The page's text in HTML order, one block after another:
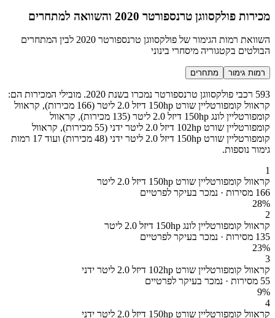
מכירות פולקסווגן טרנספורטר 2020 והשוואה למתחרים
השוואת רמות הגימור של פולקסווגן טרנספורטר 2020 לבין המתחרים
הבולטים בקטגוריה מיסחרי בינוני
רמות גימור מתחרים
593 רכבי פולקסווגן טרנספורטר נמכרו בשנת 2020. מובילי המכירות הם:
קראוול קומפורטליין שורט 150hp דיזל 2.0 ליטר (166 מכירות), קראוול
קומפורטליין לונג 150hp דיזל 2.0 ליטר (135 מכירות), קראוול
קומפורטליין שורט 102hp דיזל 2.0 ליטר ידני (55 מכירות), קראוול
קומפורטליין שורט 150hp דיזל 2.0 ליטר ידני (48 מכירות) ועוד 17 רמות
גימור נוספות.
1
קראוול קומפורטליין שורט 150hp דיזל 2.0 ליטר
166 מסירות · נמכר בעיקר לפרטיים
28%
2
קראוול קומפורטליין לונג 150hp דיזל 2.0 ליטר
135 מסירות · נמכר בעיקר לפרטיים
23%
3
קראוול קומפורטליין שורט 102hp דיזל 2.0 ליטר ידני
55 מסירות · נמכר בעיקר לפרטיים
9%
4
קראוול קומפורטליין שורט 150hp דיזל 2.0 ליטר ידני